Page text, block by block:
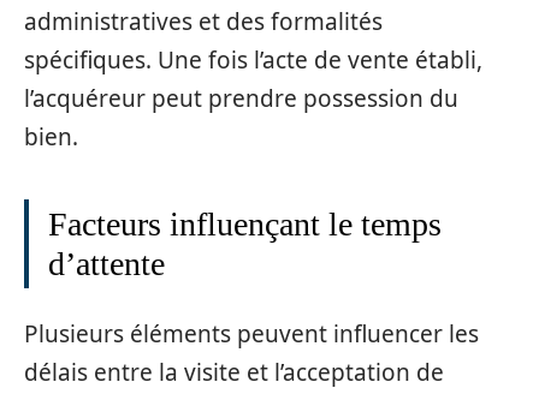
administratives et des formalités
spécifiques. Une fois l’acte de vente établi,
l’acquéreur peut prendre possession du
bien.
Facteurs influençant le temps
d’attente
Plusieurs éléments peuvent influencer les
délais entre la visite et l’acceptation de